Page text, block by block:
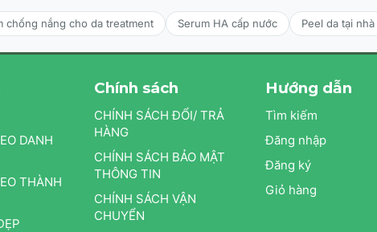
chống nắng cho da treatment Serum HA cấp nước Peel da tại nhà
DANH
THÀNH
Chính sách
CHÍNH SÁCH ĐỔI/ TRẢ
HÀNG
CHÍNH SÁCH BẢO MẬT
THÔNG TIN
CHÍNH SÁCH VẬN
CHUYỂN
Hướng dẫn
Tìm kiếm
Đăng nhập
Đăng ký
Giỏ hàng